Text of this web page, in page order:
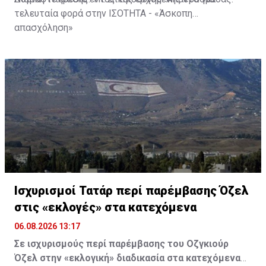
τελευταία φορά στην ΙΣΟΤΗΤΑ - «Άσκοπη
απασχόληση»
Ισχυρισμοί Τατάρ περί παρέμβασης Όζελ
στις «εκλογές» στα κατεχόμενα
06.08.2026 13:17
Σε ισχυρισμούς περί παρέμβασης του Οζγκιούρ
Όζελ στην «εκλογική» διαδικασία στα κατεχόμενα